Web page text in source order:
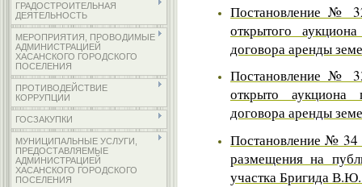
ГРАДОСТРОИТЕЛЬНАЯ
ДЕЯТЕЛЬНОСТЬ
МЕРОПРИЯТИЯ, ПРОВОДИМЫЕ
АДМИНИСТРАЦИЕЙ
ХАСАНСКОГО ГОРОДСКОГО
ПОСЕЛЕНИЯ
ПРОТИВОДЕЙСТВИЕ
КОРРУПЦИИ
ГОСЗАКУПКИ
МУНИЦИПАЛЬНЫЕ УСЛУГИ,
ПРЕДОСТАВЛЯЕМЫЕ
АДМИНИСТРАЦИЕЙ
ХАСАНСКОГО ГОРОДСКОГО
ПОСЕЛЕНИЯ
Постановление №
открытого
договора аренды
Постановление №
открыто
договора аренды
Постановление №
размещения на
участка Бригида